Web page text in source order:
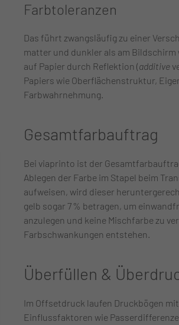
Farbtoleranzen
Das führt zwangsläufig zu einer
matter und dunkler als am Bildschirm
auf Papier durch Reflektion (additive
Papiers wie Oberflächenstruktur,
Farbwahrnehmung.
Gesamtfarbauftrag
Bei viaprinto ist der
Ablegen der Farbe im Stapel beim
aufweisen, wird dieser
gelb sogar 7 % betragen, um
anzulegen und keine Mischfarbe zu
Farbschwankungen entstehen.
Überfüllen &
Im Offsetdruck laufen Druckbögen
Einflussfaktoren wie